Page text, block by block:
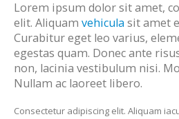
Lorem ipsum dolor sit amet,
elit. Aliquam vehicula sit amet
Curabitur eget leo varius,
egestas quam. Donec ante
non, lacinia vestibulum nisi.
Nullam ac laoreet libero.
Consectetur adipiscing elit. Aliquam